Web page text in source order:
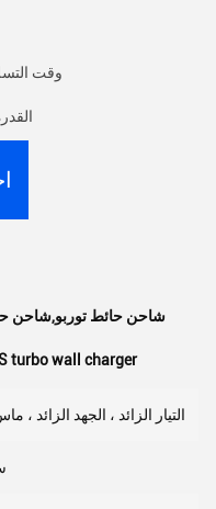
وقت التسليم: حوالي 25
القدرة
turbo wall charger
التيار الزائد ، الجهد الزائد ،